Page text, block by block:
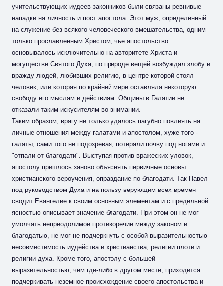
учительствующих иудеев-законников были связаны ревнивые
нападки на личность и пост апостола. Этот муж, определенный
на служение без всякого человеческого вмешательства, одним
только прославленным Христом, чье апостольство
основывалось исключительно на авторитете Христа и
могуществе Святого Духа, по природе вещей возбуждал злобу и
вражду людей, любивших религию, в центре которой стоял
человек, или которая по крайней мере оставляла некоторую
свободу его мыслям и действиям. Общины в Галатии не
отказали таким искусителям во внимании.
Таким образом, врагу не только удалось пагубно повлиять на
личные отношения между галатами и апостолом, хуже того -
галаты, сами того не подозревая, потеряли почву под ногами и
"отпали от благодати". Выступая против вражеских уловок,
апостолу пришлось заново объяснять первичные основы
христианского вероучения, оправдание по благодати. Так Павел
под руководством Духа и на пользу верующим всех времен
сводит Евангелие к своим основным элементам и с предельной
ясностью описывает значение благодати. При этом он не мог
умолчать непреодолимое противоречие между законом и
благодатью, не мог не подчеркнуть с особой выразительностью
несовместимость иудейства и христианства, религии плоти и
религии духа. Кроме того, апостолу с большей
выразительностью, чем где-либо в другом месте, приходится
подчеркивать неземное происхождение своего апостольства и